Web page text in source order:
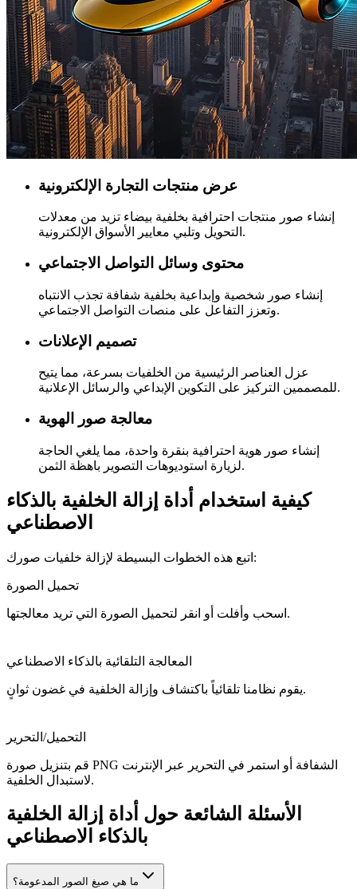
عرض منتجات التجارة الإلكترونية
إنشاء صور منتجات احترافية بخلفية بيضاء تزيد من معدلات
التحويل وتلبي معايير الأسواق الإلكترونية.
محتوى وسائل التواصل الاجتماعي
إنشاء صور شخصية وإبداعية بخلفية شفافة تجذب الانتباه
وتعزز التفاعل على منصات التواصل الاجتماعي.
تصميم الإعلانات
عزل العناصر الرئيسية من الخلفيات بسرعة، مما يتيح
للمصممين التركيز على التكوين الإبداعي والرسائل الإعلانية.
معالجة صور الهوية
إنشاء صور هوية احترافية بنقرة واحدة، مما يلغي الحاجة
لزيارة استوديوهات التصوير باهظة الثمن.
كيفية استخدام أداة إزالة الخلفية بالذكاء
الاصطناعي
اتبع هذه الخطوات البسيطة لإزالة خلفيات صورك:
تحميل الصورة
اسحب وأفلت أو انقر لتحميل الصورة التي تريد معالجتها.
المعالجة التلقائية بالذكاء الاصطناعي
يقوم نظامنا تلقائياً باكتشاف وإزالة الخلفية في غضون ثوانٍ.
التحميل/التحرير
قم بتنزيل صورة PNG الشفافة أو استمر في التحرير عبر الإنترنت
لاستبدال الخلفية.
الأسئلة الشائعة حول أداة إزالة الخلفية
بالذكاء الاصطناعي
ما هي صيغ الصور المدعومة؟